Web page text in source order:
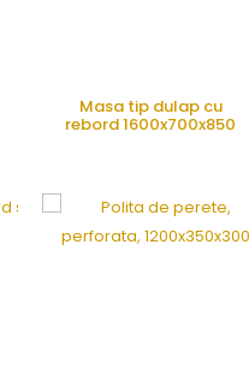
Masa tip dulap cu
rebord 1600x700x850